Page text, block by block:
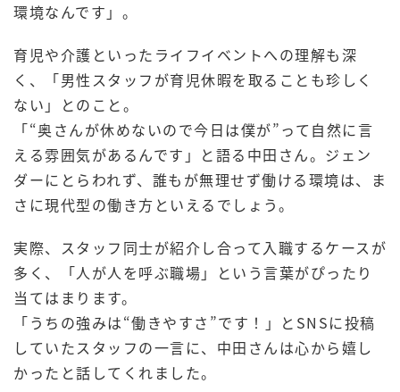
環境なんです」。
育児や介護といったライフイベントへの理解も深
く、「男性スタッフが育児休暇を取ることも珍しく
ない」とのこと。
「“奥さんが休めないので今日は僕が”って自然に言
える雰囲気があるんです」と語る中田さん。ジェン
ダーにとらわれず、誰もが無理せず働ける環境は、ま
さに現代型の働き方といえるでしょう。
実際、スタッフ同士が紹介し合って入職するケースが
多く、「人が人を呼ぶ職場」という言葉がぴったり
当てはまります。
「うちの強みは“働きやすさ”です！」とSNSに投稿
していたスタッフの一言に、中田さんは心から嬉し
かったと話してくれました。